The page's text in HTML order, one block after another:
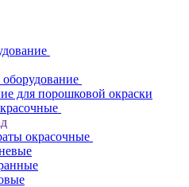
для порошковой окраски
окрасочные